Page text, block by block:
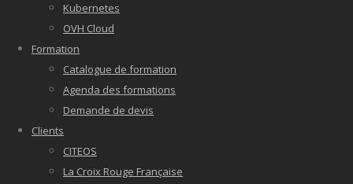
Kubernetes
OVH Cloud
Formation
Catalogue de formation
Agenda des formations
Demande de devis
Clients
CITEOS
La Croix Rouge Française